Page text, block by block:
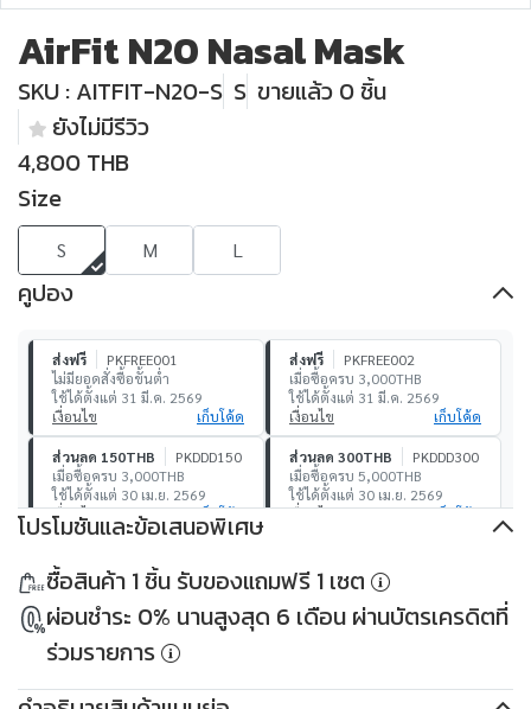
AirFit N20 Nasal Mask
SKU : AITFIT-N20-S S ขายแล้ว 0 ชิ้น
ยังไม่มีรีวิว
4,800 THB
Size
S M L
คูปอง
ส่งฟรี
PKFREE001
ไม่มียอดสั่งซื้อขั้นต่ำ
ใช้ได้ตั้งแต่ 31 มี.ค. 2569
เงื่อนไข
เก็บโค้ด
ส่งฟรี
PKFREE002
เมื่อซื้อครบ 3,000THB
ใช้ได้ตั้งแต่ 31 มี.ค. 2569
เงื่อนไข
เก็บโค้ด
ส่วนลด 150THB
PKDDD150
เมื่อซื้อครบ 3,000THB
ใช้ได้ตั้งแต่ 30 เม.ย. 2569
เงื่อนไข
เก็บโค้ด
ส่วนลด 300THB
PKDDD300
เมื่อซื้อครบ 5,000THB
ใช้ได้ตั้งแต่ 30 เม.ย. 2569
เงื่อนไข
เก็บโค้ด
เมื่อซื้อครบ 10,000THB
ใช้ได้ตั้งแต่ 30 เม.ย. 2569
เงื่อนไข
เก็บโค้ด
PKDDD1000
เมื่อซื้อครบ 30,000THB
ใช้ได้ตั้งแต่ 30 เม.ย. 2569
เงื่อนไข
เก็บโค้ด
โปรโมชันและข้อเสนอพิเศษ
ซื้อสินค้า 1 ชิ้น รับของแถมฟรี 1 เซต
ผ่อนชำระ 0% นานสูงสุด 6 เดือน ผ่านบัตรเครดิตที่
ร่วมรายการ